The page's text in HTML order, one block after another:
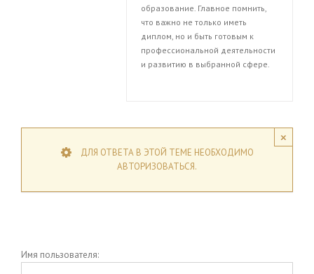
образование. Главное помнить,
что важно не только иметь
диплом, но и быть готовым к
профессиональной деятельности
и развитию в выбранной сфере.
×
ДЛЯ ОТВЕТА В ЭТОЙ ТЕМЕ НЕОБХОДИМО
АВТОРИЗОВАТЬСЯ.
Имя пользователя: